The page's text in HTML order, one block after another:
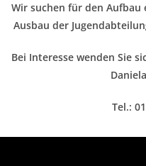
Wir suchen für den
Ausbau der
Bei Interesse wenden Sie
Tel.: